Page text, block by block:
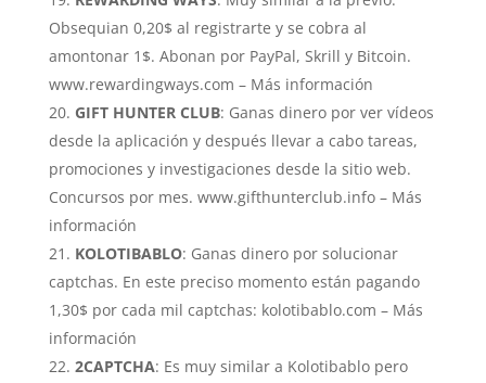
Obsequian 0,20$ al registrarte y se cobra al
amontonar 1$. Abonan por PayPal, Skrill y Bitcoin.
www.rewardingways.com – Más información
GIFT HUNTER CLUB: Ganas dinero por ver vídeos
desde la aplicación y después llevar a cabo tareas,
promociones y investigaciones desde la sitio web.
Concursos por mes. www.gifthunterclub.info – Más
información
KOLOTIBABLO: Ganas dinero por solucionar
captchas. En este preciso momento están pagando
1,30$ por cada mil captchas: kolotibablo.com – Más
información
2CAPTCHA: Es muy similar a Kolotibablo pero